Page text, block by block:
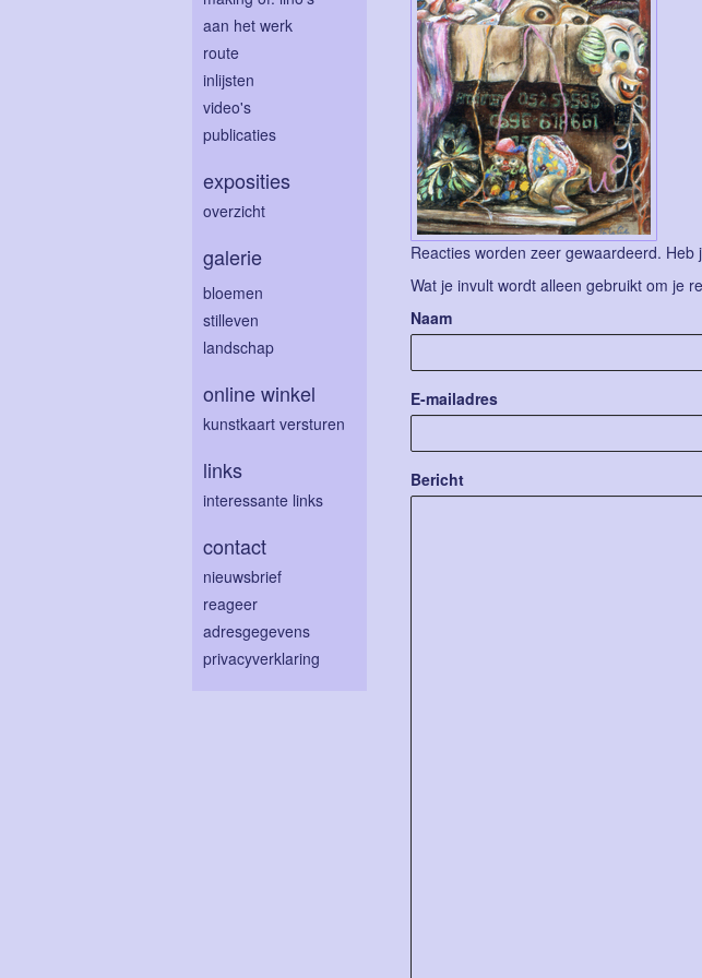
Reacties worden zeer gewaardeerd.
Wat je invult wordt alleen gebruikt om je
Naam
E-mailadres
Bericht
aan het werk
route
inlijsten
video's
publicaties
exposities
overzicht
galerie
bloemen
stilleven
landschap
online winkel
kunstkaart versturen
links
interessante links
contact
nieuwsbrief
reageer
adresgegevens
privacyverklaring